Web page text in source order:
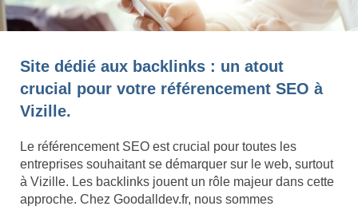
Site dédié aux backlinks : un atout
crucial pour votre référencement SEO à
Vizille.
Le référencement SEO est crucial pour toutes les
entreprises souhaitant se démarquer sur le web, surtout
à Vizille. Les backlinks jouent un rôle majeur dans cette
approche. Chez Goodalldev.fr, nous sommes